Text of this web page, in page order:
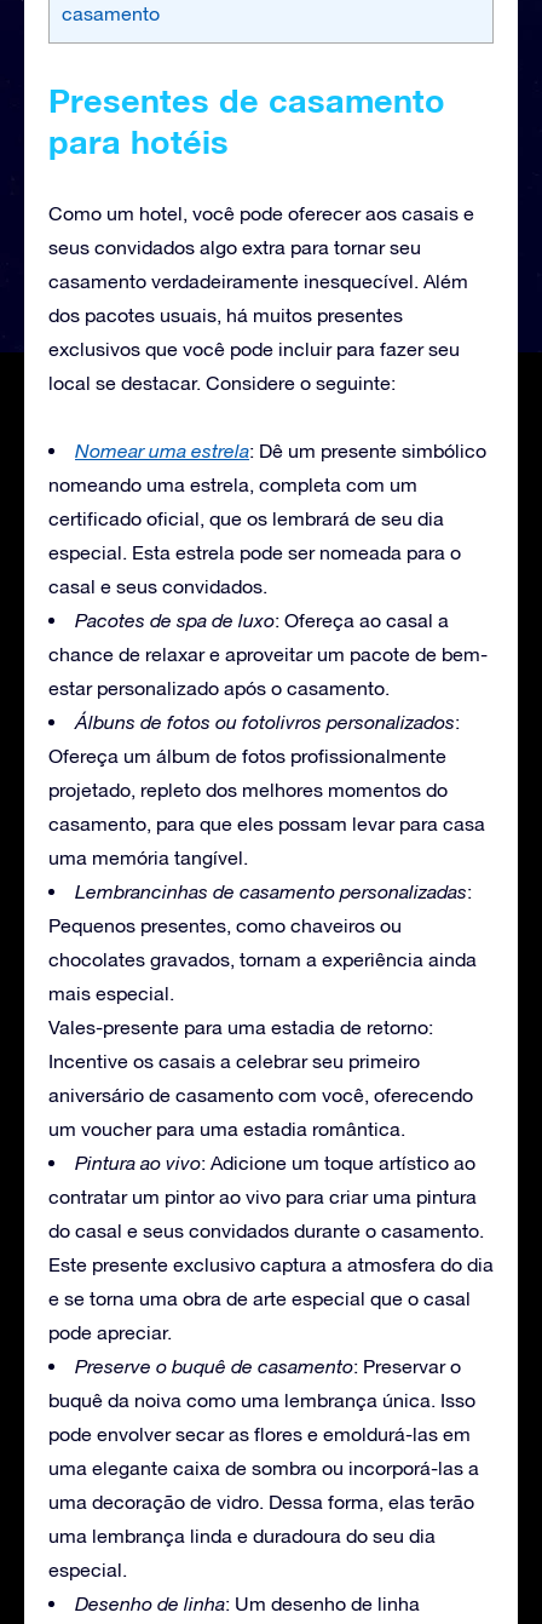
casamento
Presentes de casamento
para hotéis
Como um hotel, você pode oferecer aos casais e
seus convidados algo extra para tornar seu
casamento verdadeiramente inesquecível. Além
dos pacotes usuais, há muitos presentes
exclusivos que você pode incluir para fazer seu
local se destacar. Considere o seguinte:
Nomear uma estrela: Dê um presente simbólico
nomeando uma estrela, completa com um
certificado oficial, que os lembrará de seu dia
especial. Esta estrela pode ser nomeada para o
casal e seus convidados.
Pacotes de spa de luxo: Ofereça ao casal a
chance de relaxar e aproveitar um pacote de bem-
estar personalizado após o casamento.
Álbuns de fotos ou fotolivros personalizados:
Ofereça um álbum de fotos profissionalmente
projetado, repleto dos melhores momentos do
casamento, para que eles possam levar para casa
uma memória tangível.
Lembrancinhas de casamento personalizadas:
Pequenos presentes, como chaveiros ou
chocolates gravados, tornam a experiência ainda
mais especial.
Vales-presente para uma estadia de retorno:
Incentive os casais a celebrar seu primeiro
aniversário de casamento com você, oferecendo
um voucher para uma estadia romântica.
Pintura ao vivo: Adicione um toque artístico ao
contratar um pintor ao vivo para criar uma pintura
do casal e seus convidados durante o casamento.
Este presente exclusivo captura a atmosfera do dia
e se torna uma obra de arte especial que o casal
pode apreciar.
Preserve o buquê de casamento: Preservar o
buquê da noiva como uma lembrança única. Isso
pode envolver secar as flores e emoldurá-las em
uma elegante caixa de sombra ou incorporá-las a
uma decoração de vidro. Dessa forma, elas terão
uma lembrança linda e duradoura do seu dia
especial.
Desenho de linha: Um desenho de linha